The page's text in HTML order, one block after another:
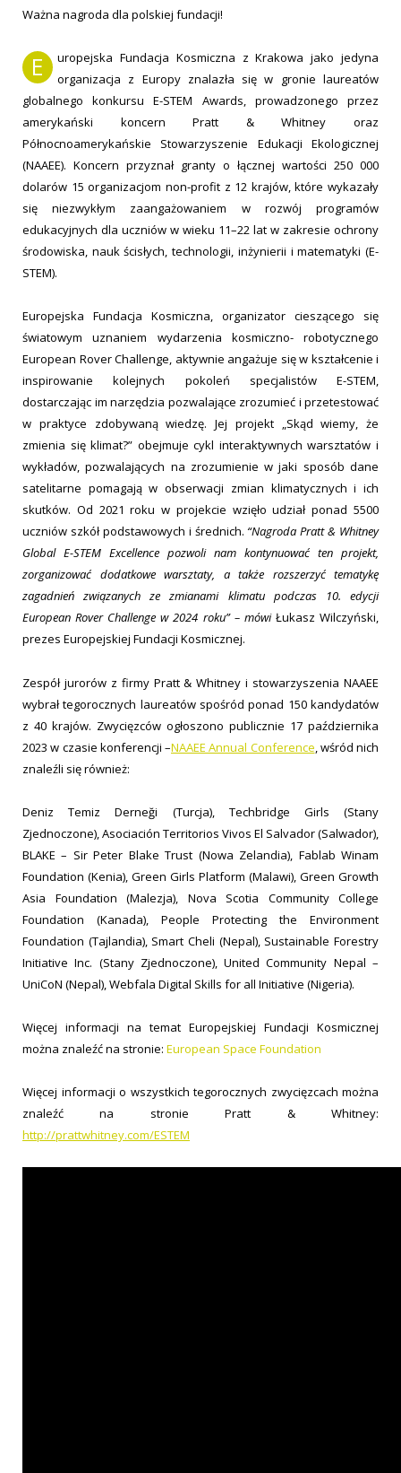
Ważna nagroda dla polskiej fundacji!
E
uropejska Fundacja Kosmiczna z Krakowa jako jedyna
organizacja z Europy znalazła się w gronie laureatów
globalnego konkursu E-STEM Awards, prowadzonego przez
amerykański koncern Pratt & Whitney oraz
Północnoamerykańskie Stowarzyszenie Edukacji Ekologicznej
(NAAEE). Koncern przyznał granty o łącznej wartości 250 000
dolarów 15 organizacjom non-profit z 12 krajów, które wykazały
się niezwykłym zaangażowaniem w rozwój programów
edukacyjnych dla uczniów w wieku 11–22 lat w zakresie ochrony
środowiska, nauk ścisłych, technologii, inżynierii i matematyki (E-
STEM).
Europejska Fundacja Kosmiczna, organizator cieszącego się
światowym uznaniem wydarzenia kosmiczno- robotycznego
European Rover Challenge, aktywnie angażuje się w kształcenie i
inspirowanie kolejnych pokoleń specjalistów E-STEM,
dostarczając im narzędzia pozwalające zrozumieć i przetestować
w praktyce zdobywaną wiedzę. Jej projekt „Skąd wiemy, że
zmienia się klimat?” obejmuje cykl interaktywnych warsztatów i
wykładów, pozwalających na zrozumienie w jaki sposób dane
satelitarne pomagają w obserwacji zmian klimatycznych i ich
skutków. Od 2021 roku w projekcie wzięło udział ponad 5500
uczniów szkół podstawowych i średnich. “NagrodaPratt & Whitney
Global E-STEM Excellence pozwoli nam kontynuować ten projekt,
zorganizować dodatkowe warsztaty, a także rozszerzyć tematykę
zagadnień związanych ze zmianami klimatu podczas 10. edycji
European Rover Challenge w 2024 roku” – mówiŁukasz Wilczyński,
prezes Europejskiej Fundacji Kosmicznej.
Zespół jurorów z firmy Pratt & Whitney i stowarzyszenia NAAEE
wybrał tegorocznych laureatów spośród ponad 150 kandydatów
z 40 krajów. Zwycięzców ogłoszono publicznie 17 października
2023 w czasie konferencji –NAAEE Annual Conference , wśród nich
znaleźli się również:
Deniz Temiz Derneği (Turcja), Techbridge Girls (Stany
Zjednoczone), Asociación Territorios Vivos El Salvador (Salwador),
BLAKE – Sir Peter Blake Trust (Nowa Zelandia), Fablab Winam
Foundation (Kenia), Green Girls Platform (Malawi), Green Growth
Asia Foundation (Malezja), Nova Scotia Community College
Foundation (Kanada), People Protecting the Environment
Foundation (Tajlandia), Smart Cheli (Nepal), Sustainable Forestry
Initiative Inc. (Stany Zjednoczone), United Community Nepal –
UniCoN (Nepal), Webfala Digital Skills for all Initiative (Nigeria).
Więcej informacji na temat Europejskiej Fundacji Kosmicznej
można znaleźć na stronie: European Space Foundation
Więcej informacji o wszystkich tegorocznych zwycięzcach można
znaleźć na stronie Pratt & Whitney:
http://prattwhitney.com/ESTEM